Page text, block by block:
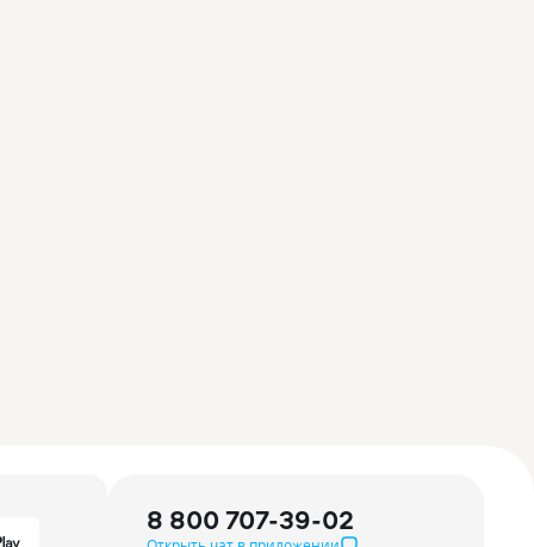
8 800 707-39-02